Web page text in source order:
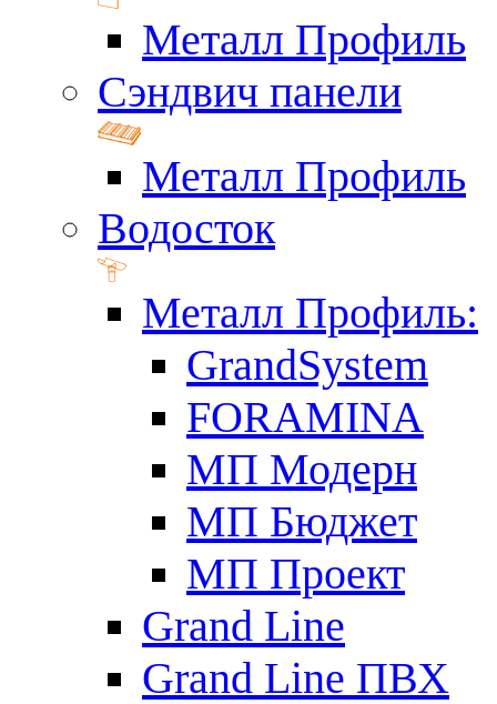
Металл Профиль
Сэндвич панели
Металл Профиль
Водосток
Металл Профиль:
GrandSystem
FORAMINA
МП Модерн
МП Бюджет
МП Проект
Grand Line
Grand Line ПВХ